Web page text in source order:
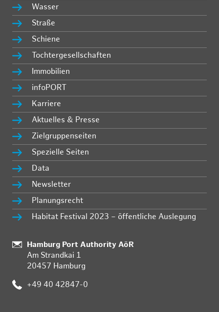
Wasser
Straße
Schiene
Tochtergesellschaften
Immobilien
infoPORT
Karriere
Aktuelles & Presse
Zielgruppenseiten
Spezielle Seiten
Data
Newsletter
Planungsrecht
Habitat Festival 2023 – öffentliche Auslegung
:
Hamburg Port Authority AöR
Am Strandkai 1
20457 Hamburg
: +49 40 42847-0